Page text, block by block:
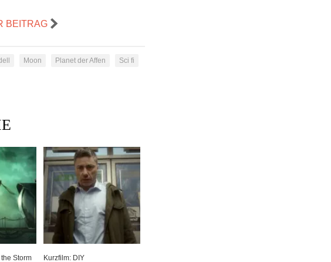
BEITRAG
Moon Planet der Affen
Sci fi
Storm Kurzfilm: DIY